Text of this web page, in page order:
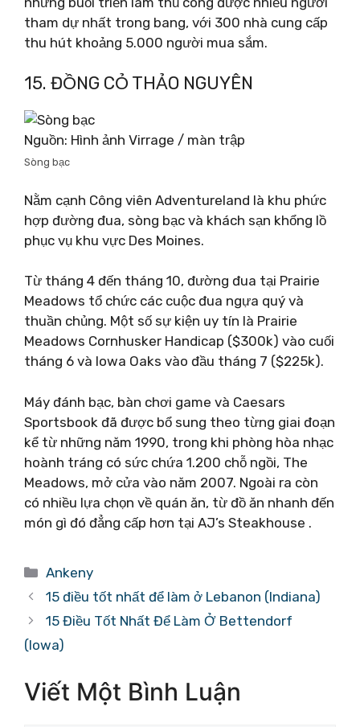
tham dự nhất trong bang, với 300 nhà cung cấp
thu hút khoảng 5.000 người mua sắm.
15. ĐỒNG CỎ THẢO NGUYÊN
Nguồn: Hình ảnh Virrage / màn trập
Sòng bạc
Nằm cạnh Công viên Adventureland là khu phức
hợp đường đua, sòng bạc và khách sạn khổng lồ
phục vụ khu vực Des Moines.
Từ tháng 4 đến tháng 10, đường đua tại Prairie
Meadows tổ chức các cuộc đua ngựa quý và
thuần chủng. Một số sự kiện uy tín là Prairie
Meadows Cornhusker Handicap ($300k) vào cuối
tháng 6 và Iowa Oaks vào đầu tháng 7 ($225k).
Máy đánh bạc, bàn chơi game và Caesars
Sportsbook đã được bổ sung theo từng giai đoạn
kể từ những năm 1990, trong khi phòng hòa nhạc
hoành tráng có sức chứa 1.200 chỗ ngồi, The
Meadows, mở cửa vào năm 2007. Ngoài ra còn
có nhiều lựa chọn về quán ăn, từ đồ ăn nhanh đến
món gì đó đẳng cấp hơn tại AJ’s Steakhouse .
Danh
mục
Ankeny
15 điều tốt nhất để làm ở Lebanon (Indiana)
15 Điều Tốt Nhất Để Làm Ở Bettendorf
(Iowa)
Viết Một Bình Luận